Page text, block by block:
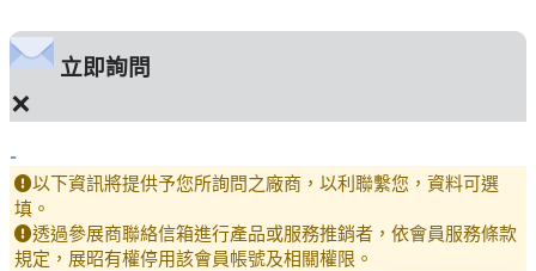
立即詢問
×
-
以下資訊將提供予您所詢問之廠商，以利聯繫您，資料可選
填。
透過參展商聯絡信箱進行產品或服務推銷者，依會員服務條款
規定，展昭有權停用該會員帳號及相關權限。